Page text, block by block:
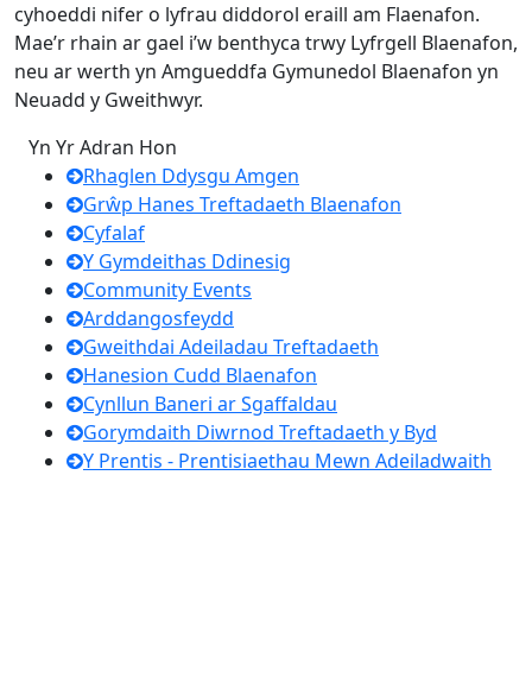
cyhoeddi nifer o lyfrau diddorol eraill am Flaenafon.
Mae’r rhain ar gael i’w benthyca trwy Lyfrgell Blaenafon,
neu ar werth yn Amgueddfa Gymunedol Blaenafon yn
Neuadd y Gweithwyr.
Yn Yr Adran Hon
Rhaglen Ddysgu Amgen
Grŵp Hanes Treftadaeth Blaenafon
Cyfalaf
Y Gymdeithas Ddinesig
Community Events
Arddangosfeydd
Gweithdai Adeiladau Treftadaeth
Hanesion Cudd Blaenafon
Cynllun Baneri ar Sgaffaldau
Gorymdaith Diwrnod Treftadaeth y Byd
Y Prentis - Prentisiaethau Mewn Adeiladwaith